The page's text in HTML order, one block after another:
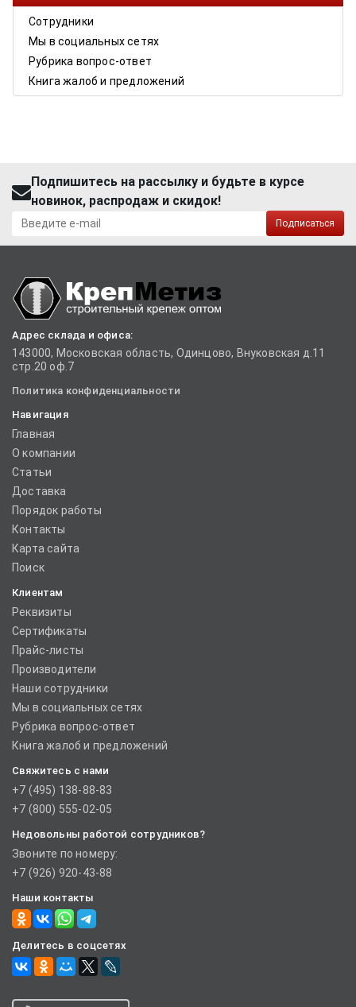
Сотрудники
Мы в социальных сетях
Рубрика вопрос-ответ
Книга жалоб и предложений
Подпишитесь на рассылку и будьте в курсе
новинок, распродаж и скидок!
Подписаться
Адрес склада и офиса:
143000, Московская область, Одинцово, Внуковская д.11
стр.20 оф.7
Политика конфиденциальности
Навигация
Главная
О компании
Статьи
Доставка
Порядок работы
Контакты
Карта сайта
Поиск
Клиентам
Реквизиты
Сертификаты
Прайс-листы
Производители
Наши сотрудники
Мы в социальных сетях
Рубрика вопрос-ответ
Книга жалоб и предложений
Свяжитесь с нами
+7 (495) 138-88-83
+7 (800) 555-02-05
Недовольны работой сотрудников?
Звоните по номеру:
+7 (926) 920-43-88
Наши контакты
Делитесь в соцсетях